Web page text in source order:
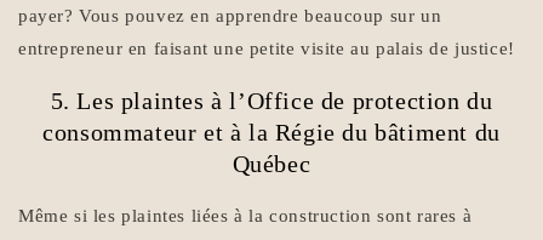
payer? Vous pouvez en apprendre beaucoup sur un
entrepreneur en faisant une petite visite au palais de justice!
5. Les plaintes à l’Office de protection du
consommateur et à la Régie du bâtiment du
Québec
Même si les plaintes liées à la construction sont rares à